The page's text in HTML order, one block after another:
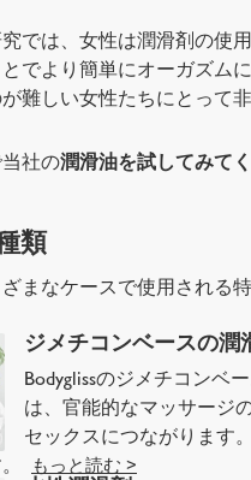
では、女性は潤滑剤の使
でより簡単にオーガズム
難しい女性たちにとって
社の潤滑油を試してみて
類
まなケースで使用される
ジメチコンベースの潤
Bodyglissのジメチコンベ
は、官能的なマッサージ
セックスにつながります
。
もっと読む >